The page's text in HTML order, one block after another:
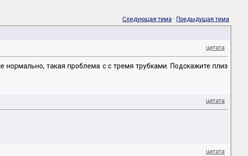
Следующая тема · Предыдущая тема
цитата
нормально, такая проблема с с тремя трубками. Подскажите плиз
цитата
цитата